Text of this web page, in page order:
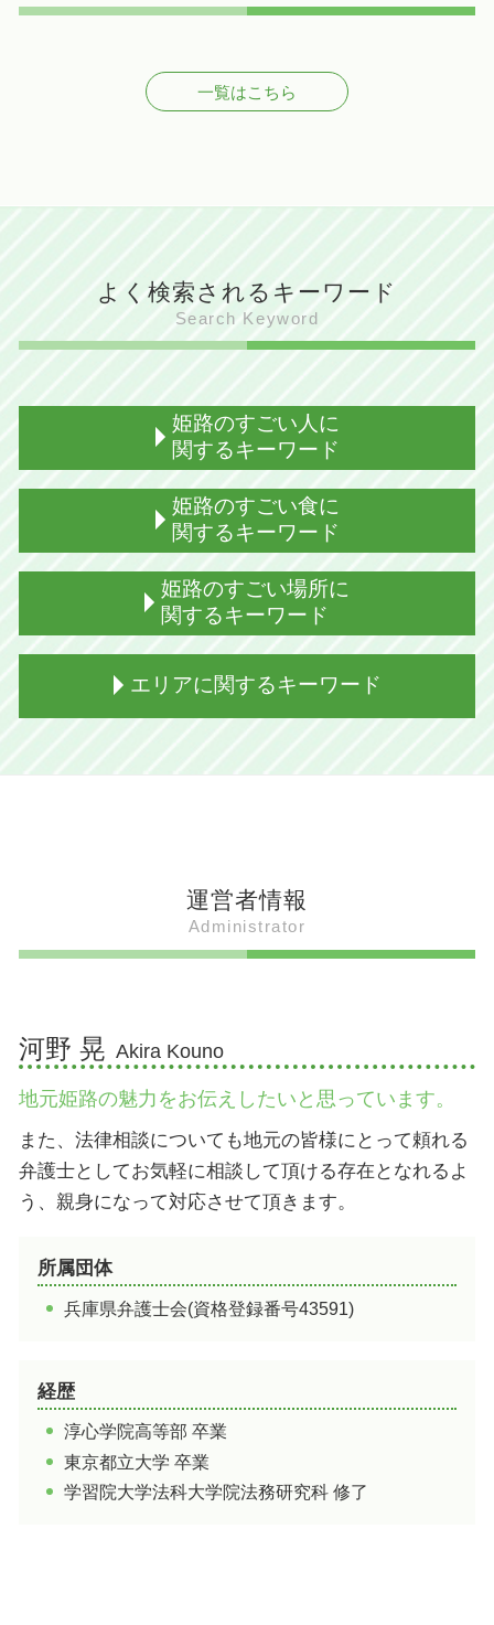
一覧はこちら
よく検索されるキーワード
Search Keyword
姫路のすごい人に
関するキーワード
姫路出身 声優
姫路 すごい人
姫路出身 バンド
姫路出身 デザイナー
姫路出身 ロシア人
姫路出身 ジャニーズ
姫路出身 芸人
お夏 清十郎
姫路出身 女優
高田賢三 ファッション
姫路のすごい食に
関するキーワード
姫路 御座候 とは
姫路 御座候 見学
どろ焼き 姫路
姫路 えきそば とは
兵庫 姫路 食
姫路 御座候 観光
姫路 えきそば マツコ
伝助穴子と穴子の違い
姫路 ござそうろうとは 簡単に
姫路 グルメ 名物 どろ焼き
姫路のすごい場所に
関するキーワード
姫路 すごい場所 有名
破磐神社 ご利益
姫路 美術館
姫路 祭り
姫路 パワースポット
姫路 広峯神社 ライトアップ
御座候 姫路 工場見学
武将信仰 男山八幡宮 スピリチュアル
姫路 すごい場所 歴史
姫路 射楯兵主神社 御朱印
姫路 広峯神社 パワースポット
エリアに関するキーワード
加西市 魅力
たつの市 道の駅
加西市 b級 グルメ
たつの市 赤とんぼ 流れる
加古川市 温泉
たつの市 人口
加西市 遊ぶところ
加古川市 名物 食べ物
たつの市 ご当地グルメ
姫路市 お祭り
運営者情報
Administrator
河野 晃 Akira Kouno
地元姫路の魅力をお伝えしたいと思っています。
また、法律相談についても地元の皆様にとって頼れる
弁護士としてお気軽に相談して頂ける存在となれるよ
う、親身になって対応させて頂きます。
所属団体
兵庫県弁護士会(資格登録番号43591)
経歴
淳心学院高等部 卒業
東京都立大学 卒業
学習院大学法科大学院法務研究科 修了